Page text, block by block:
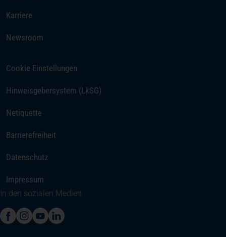
Karriere
Newsroom
Cookie Einstellungen
Hinweisgebersystem (LkSG)
Netiquette
Barrierefreiheit
Datenschutz
Impressum
In den sozialen Medien